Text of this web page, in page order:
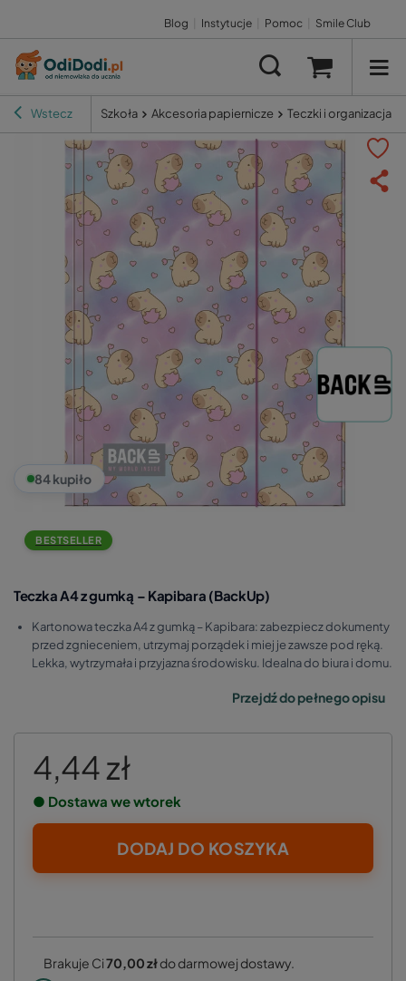
Blog Instytucje Pomoc Smile Club
Wstecz Szkoła Akcesoria papiernicze Teczki i organizacja
84 kupiło
BESTSELLER
Teczka A4 z gumką – Kapibara (BackUp)
Kartonowa teczka A4 z gumką – Kapibara: zabezpiecz dokumenty
przed zgnieceniem, utrzymaj porządek i miej je zawsze pod ręką.
Lekka, wytrzymała i przyjazna środowisku. Idealna do biura i domu.
Przejdź do pełnego opisu
4,44 zł
● Dostawa we wtorek
DODAJ DO KOSZYKA
Brakuje Ci70,00 złdo darmowej dostawy.